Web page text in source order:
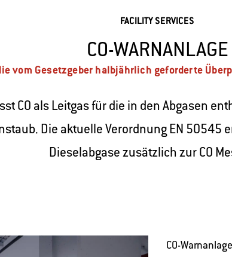
FACILITY SERVICES
CO-WARNANLAGE
vom Gesetzgeber halbjährlich geforderte
CO als Leitgas für die in den Abgasen
Die aktuelle Verordnung EN 50545
Dieselabgase zusätzlich zur CO
CO-